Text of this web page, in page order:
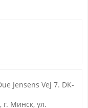
Jensens Vej 7. DK-
Минск, ул.